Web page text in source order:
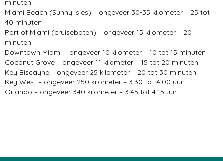
minuten
Miami Beach (Sunny Isles) – ongeveer 30-35 kilometer – 25 tot
40 minuten
Port of Miami (cruiseboten) – ongeveer 15 kilometer – 20
minuten
Downtown Miami – ongeveer 10 kilometer – 10 tot 15 minuten
Coconut Grove – ongeveer 11 kilometer – 15 tot 20 minuten
Key Biscayne – ongeveer 25 kilometer – 20 tot 30 minuten
Key West – ongeveer 250 kilometer – 3:30 tot 4:00 uur
Orlando – ongeveer 340 kilometer – 3:45 tot 4:15 uur